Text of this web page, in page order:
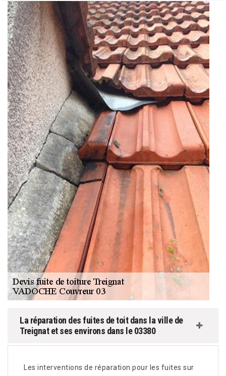
La réparation des fuites de toit dans la ville de
Treignat et ses environs dans le 03380
Les interventions de réparation pour les fuites sur